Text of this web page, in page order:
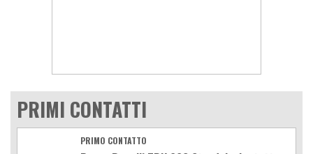
PRIMI CONTATTI
PRIMO CONTATTO